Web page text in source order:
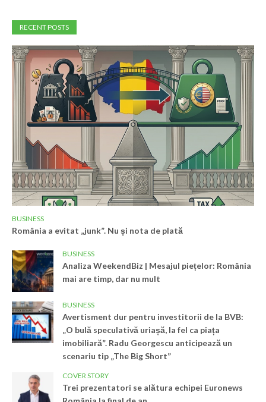
RECENT POSTS
BUSINESS
România a evitat „junk”. Nu și nota de plată
BUSINESS
Analiza WeekendBiz | Mesajul piețelor: România
mai are timp, dar nu mult
BUSINESS
Avertisment dur pentru investitorii de la BVB:
„O bulă speculativă uriașă, la fel ca piața
imobiliară”. Radu Georgescu anticipează un
scenariu tip „The Big Short”
COVER STORY
Trei prezentatori se alătura echipei Euronews